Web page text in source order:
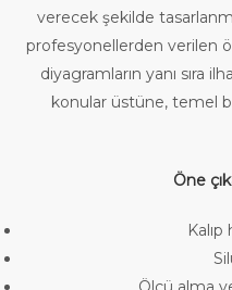
verecek şekilde
profesyonellerden verilen
diyagramların yanı sıra
konular üstüne, temel
Öne
Kalıp